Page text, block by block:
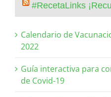
#RecetaLinks
Calendario de
2022
Guía interactiva para
de Covid-19